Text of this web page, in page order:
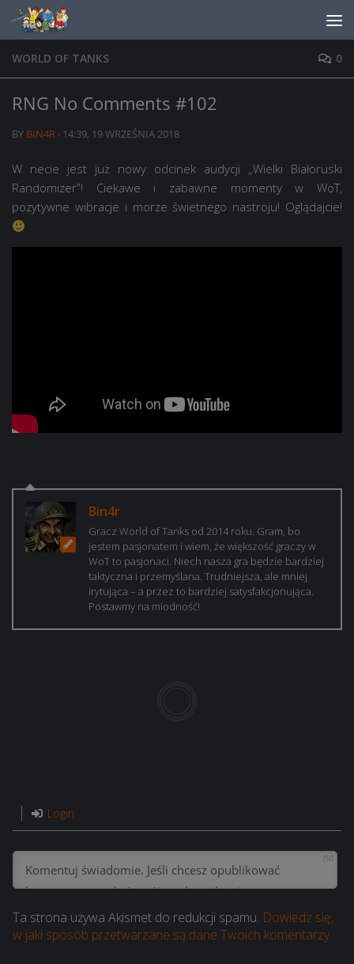
Skip to content
WORLD OF TANKS 0
RNG No Comments #102
BY BIN4R · 14:39, 19 WRZEŚNIA 2018
W necie jest już nowy odcinek audycji „Wielki Białoruski
Randomizer”! Ciekawe i zabawne momenty w WoT,
pozytywne wibracje i morze świetnego nastroju! Oglądajcie!
Bin4r
Gracz World of Tanks od 2014 roku. Gram, bo
jestem pasjonatem i wiem, że większość graczy w
WoT to pasjonaci. Niech nasza gra będzie bardziej
taktyczna i przemyślana. Trudniejsza, ale mniej
irytująca – a przez to bardziej satysfakcjonująca.
Postawmy na miodność!
Login
750
Ta strona używa Akismet do redukcji spamu. Dowiedz się,
w jaki sposób przetwarzane są dane Twoich komentarzy.